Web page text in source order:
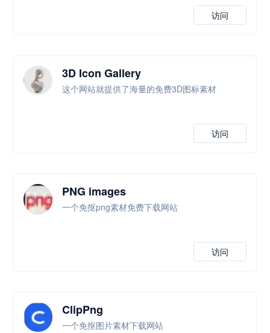
访问
3D Icon Gallery
这个网站就提供了海量的免费3D图标素材
访问
PNG images
一个免抠png素材免费下载网站
访问
ClipPng
一个免抠图片素材下载网站